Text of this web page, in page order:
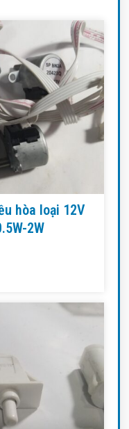
hòa loại 12V
2W